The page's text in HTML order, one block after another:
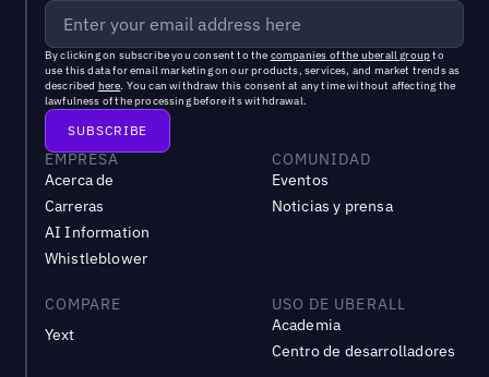
By clicking on subscribe you consent to the companies of the uberall groupto
use this data for email marketing on our products, services, and market trends as
described here. You can withdraw this consent at any time without affecting the
lawfulness of the processing before its withdrawal.
EMPRESA
Acerca de
Carreras
AI Information
Whistleblower
COMUNIDAD
Eventos
Noticias y prensa
COMPARE
Yext
USO DE UBERALL
Academia
Centro de desarrolladores